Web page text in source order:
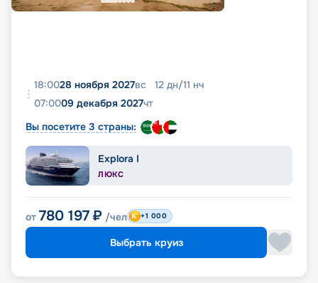
18:0028 ноября 2027вс 12 дн/11 нч
07:0009 декабря 2027чт
Вы посетите 3 страны:
Explora I
ЛЮКС
от 780 197 ₽ /чел +1 000
Выбрать круиз